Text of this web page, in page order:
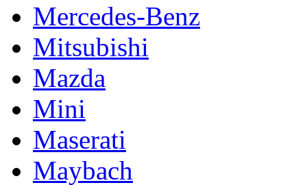
Mercedes-Benz
Mitsubishi
Mazda
Mini
Maserati
Maybach